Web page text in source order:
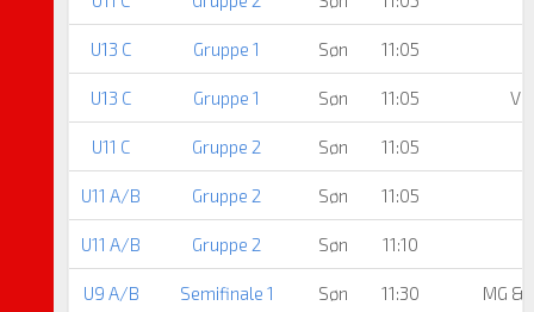
U13 C Gruppe 1 Søn 11:05
U13 C Gruppe 1 Søn 11:05
U11 C Gruppe 2 Søn 11:05
U11 A/B Gruppe 2 Søn 11:05
U11 A/B Gruppe 2 Søn 11:10
U9 A/B Semifinale 1 Søn 11:30 MG &